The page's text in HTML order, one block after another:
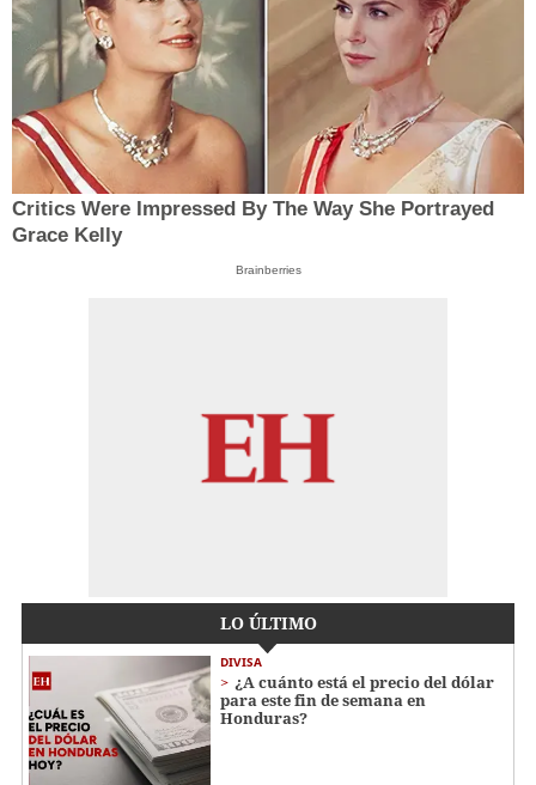
Critics Were Impressed By The Way She Portrayed
Grace Kelly
Brainberries
LO ÚLTIMO
DIVISA
¿A cuánto está el precio del dólar
para este fin de semana en
Honduras?